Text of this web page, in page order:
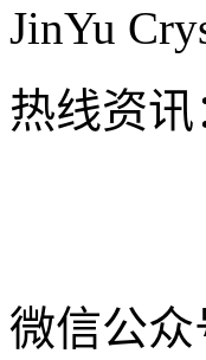
JinYu
热线资讯
微信公众